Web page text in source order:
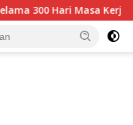
: Polrestabes Medan